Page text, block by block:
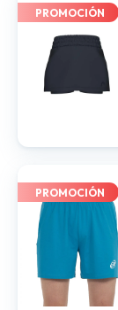
PROMOCIÓN
PROMOCIÓN